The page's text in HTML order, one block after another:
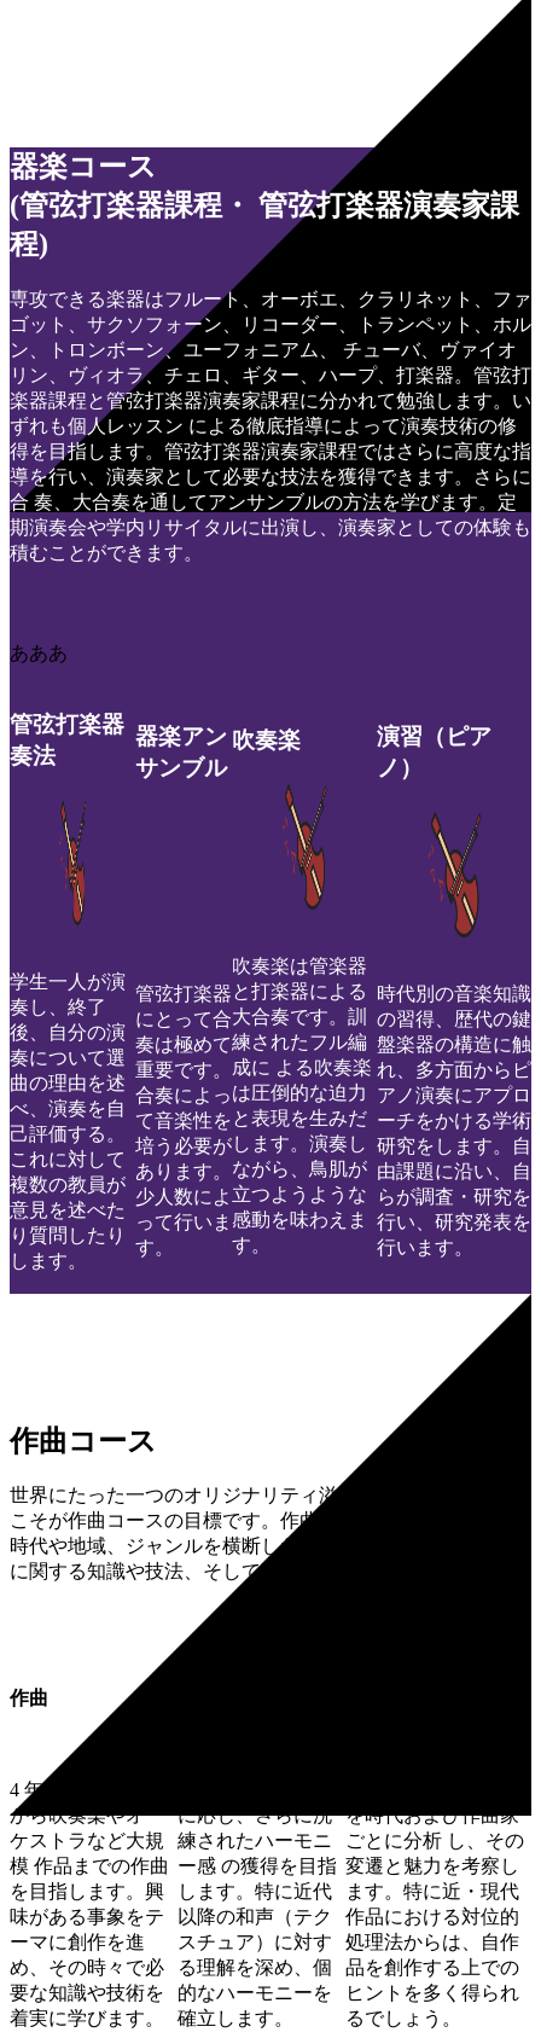
器楽コース
(管弦打楽器課程・ 管弦打楽器演奏家課
程)
専攻できる楽器はフルート、オーボエ、クラリネット、ファ
ゴット、サクソフォーン、リコーダー、トランペット、ホル
ン、トロンボーン、ユーフォニアム、 チューバ、ヴァイオ
リン、ヴィオラ、チェロ、ギター、ハープ、打楽器。管弦打
楽器課程と管弦打楽器演奏家課程に分かれて勉強します。い
ずれも個人レッスン による徹底指導によって演奏技術の修
得を目指します。管弦打楽器演奏家課程ではさらに高度な指
導を行い、演奏家として必要な技法を獲得できます。さらに
合 奏、大合奏を通してアンサンブルの方法を学びます。定
期演奏会や学内リサイタルに出演し、演奏家としての体験も
積むことができます。
あああ
管弦打楽器
奏法
学生一人が演
奏し、終了
後、自分の演
奏について選
曲の理由を述
べ、演奏を自
己評価する。
これに対して
複数の教員が
意見を述べた
り質問したり
します。
器楽アン
サンブル
管弦打楽器
にとって合
奏は極めて
重要です。
合奏によっ
て音楽性を
培う必要が
あります。
少人数によ
って行いま
す。
吹奏楽
吹奏楽は管楽器
と打楽器による
大合奏です。訓
練されたフル編
成に よる吹奏楽
は圧倒的な迫力
と表現を生みだ
します。演奏し
ながら、鳥肌が
立つようような
感動を味わえま
す。
演習（ピア
ノ）
時代別の音楽知識
の習得、歴代の鍵
盤楽器の構造に触
れ、多方面からピ
アノ演奏にアプロ
ーチをかける学術
研究をします。自
由課題に沿い、自
らが調査・研究を
行い、研究発表を
行います。
作曲コース
世界にたった一つのオリジナリティ溢れる音楽を創造。これ
こそが作曲コースの目標です。作曲実技などの授業を通じ、
時代や地域、ジャンルを横断した様々なアートから芸術表現
に関する知識や技法、そして創造性を培っていきます。
作曲
4 年間で独奏作品
から吹奏楽やオー
ケストラなど大規
模 作品までの作曲
を目指します。興
味がある事象をテ
ーマに創作を進
め、その時々で必
要な知識や技術を
着実に学びます。
に応じ、さらに洗
練されたハーモニ
ー感 の獲得を目指
します。特に近代
以降の和声（テク
スチュア）に対す
る理解を深め、個
的なハーモニーを
確立します。
を時代および作曲家
ごとに分析 し、その
変遷と魅力を考察し
ます。特に近・現代
作品における対位的
処理法からは、自作
品を創作する上での
ヒントを多く得られ
るでしょう。